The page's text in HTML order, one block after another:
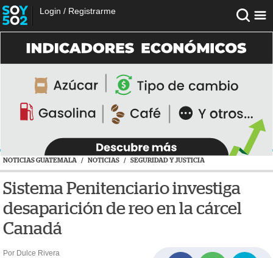
Login / Registrarme
NOTICIAS GUATEMALA / NOTICIAS / SEGURIDAD Y JUSTICIA
Sistema Penitenciario investiga
desaparición de reo en la cárcel
Canadá
Por Dulce Rivera